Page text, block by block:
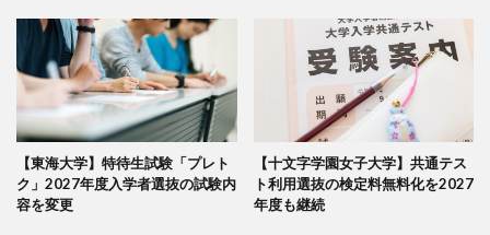
【東海大学】特待生試験「プレト
ク」2027年度入学者選抜の試験内
容を変更
【十文字学園女子大学】共通テス
ト利用選抜の検定料無料化を2027
年度も継続